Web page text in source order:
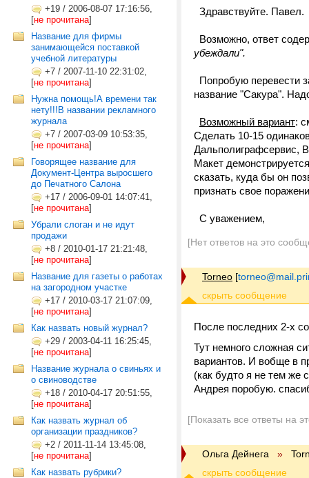
+19 / 2006-08-07 17:16:56,
[не прочитана]
Название для фирмы
занимающейся поставкой
учебной литературы
+7 / 2007-11-10 22:31:02,
[не прочитана]
Нужна помощь!А времени так
нету!!!В названии рекламного
журнала
+7 / 2007-03-09 10:53:35,
[не прочитана]
Говорящее название для
Документ-Центра выросшего
до Печатного Салона
+17 / 2006-09-01 14:07:41,
[не прочитана]
Убрали слоган и не идут
продажи
+8 / 2010-01-17 21:21:48,
[не прочитана]
Название для газеты о работах
на загородном участке
+17 / 2010-03-17 21:07:09,
[не прочитана]
Как назвать новый журнал?
+29 / 2003-04-11 16:25:45,
[не прочитана]
Название журнала о свиньях и
о свиноводстве
+18 / 2010-04-17 20:51:55,
[не прочитана]
Как назвать журнал об
организации праздников?
+2 / 2011-11-14 13:45:08,
[не прочитана]
Как назвать рубрики?
Здравствуйте. Павел.
Возможно, ответ
убеждали".
Попробую перевести
название "Сакура".
Возможный вариант:
Сделать 10-15
Дальполиграфсервис,
Макет
сказать, куда бы он
признать свое
С уважением,
[Нет ответов на это
Torneo [
После последних 2-х
Тут немного сложная
вариантов. И вобще в
(как будто я не тем
Андрея поробую.
[Показать все ответы на
Ольга Дейнега »